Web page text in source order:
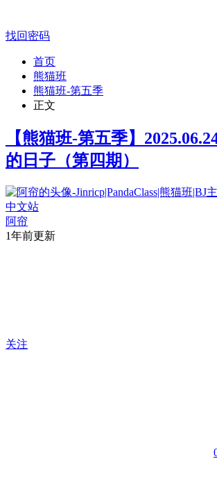
找回密码
首页
熊猫班
熊猫班-第五季
正文
【熊猫班-第五季】
的日子（第四期）
阿帘
1年前更新
关注